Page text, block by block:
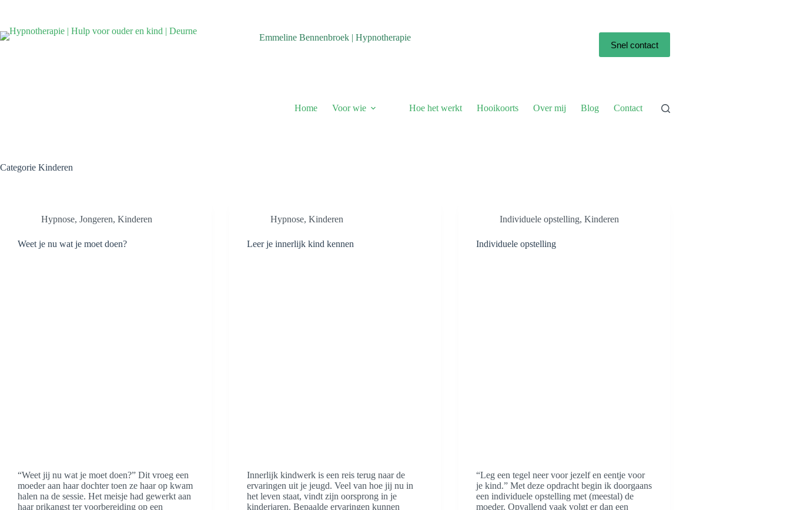
inhoud
Emmeline Bennenbroek | Hypnotherapie
Snel contact
Home Voor wie Hoe het werkt Hooikoorts Over mij Blog Contact
Categorie Kinderen
Hypnose, Jongeren, Kinderen
Weet je nu wat je moet doen?
“Weet jij nu wat je moet doen?” Dit vroeg een
moeder aan haar dochter toen ze haar op kwam
halen na de sessie. Het meisje had gewerkt aan
haar prikangst ter voorbereiding op een
Hypnose, Kinderen
Leer je innerlijk kind kennen
Innerlijk kindwerk is een reis terug naar de
ervaringen uit je jeugd. Veel van hoe jij nu in
het leven staat, vindt zijn oorsprong in je
kinderjaren. Bepaalde ervaringen kunnen
Individuele opstelling, Kinderen
Individuele opstelling
“Leg een tegel neer voor jezelf en eentje voor
je kind.” Met deze opdracht begin ik doorgaans
een individuele opstelling met (meestal) de
moeder. Opvallend vaak volgt er dan een